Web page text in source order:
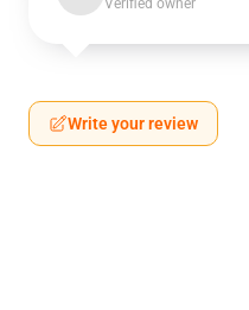
Verified owner
Write your review